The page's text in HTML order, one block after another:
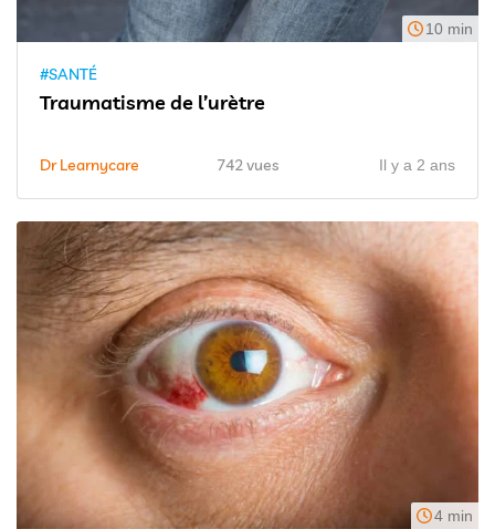
10 min
#SANTÉ
Traumatisme de l’urètre
Dr Learnycare 742 vues Il y a 2 ans
4 min